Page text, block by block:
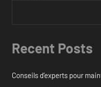
Recent Posts
Conseils d’experts pour